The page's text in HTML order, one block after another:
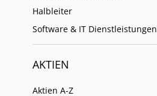
Halbleiter
Software & IT Dienstleistungen
AKTIEN
Aktien A-Z